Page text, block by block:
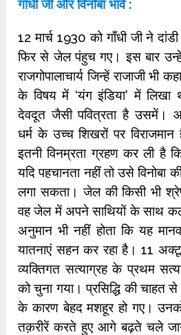
गाँधी जी और विनोबा भावे :
12 मार्च 1930 को गाँधी जी ने
फिर से जेल पंहुच गए। इस बार
राजगोपालाचार्य जिन्‍हें राजाजी भी
के विषय में ‘यंग इंडिया’ में लिखा
देवदूत जैसी पवित्रता है उसमें।
धर्म के उच्‍च शिखरों पर
इतनी विनम्रता ग्रहण कर ली है
यदि पहचानता नहीं तो उसे विनोबा
लगा सकता। जेल की किसी भी
वह जेल में अपने साथियों के साथ
अनुमान भी नहीं होता कि य‍ह
यातनाएं सहन कर रहा है। 11
व्‍यक्तिगत सत्‍याग्रह के प्रथम
को चुना गया। प्रसिद्धि की चाहत से
के कारण बेहद मशहूर हो गए। उनको
तक़रीरें करते हुए आगे बढ़ते चले